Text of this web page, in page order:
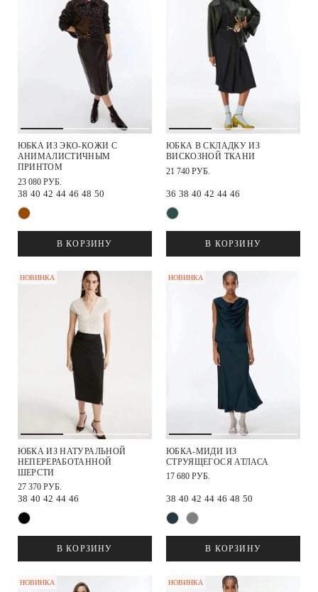
ЮБКА ИЗ ЭКО-КОЖИ С
АНИМАЛИСТИЧНЫМ
ПРИНТОМ
23 080 РУБ.
38 40 42 44 46 48 50
В КОРЗИНУ
ЮБКА В СКЛАДКУ ИЗ
ВИСКОЗНОЙ ТКАНИ
21 740 РУБ.
36 38 40 42 44 46
В КОРЗИНУ
НОВИНКА
ЮБКА ИЗ НАТУРАЛЬНОЙ
НЕПЕРЕРАБОТАННОЙ
ШЕРСТИ
27 370 РУБ.
38 40 42 44 46
В КОРЗИНУ
НОВИНКА
ЮБКА-МИДИ ИЗ
СТРУЯЩЕГОСЯ АТЛАСА
17 680 РУБ.
38 40 42 44 46 48 50
В КОРЗИНУ
НОВИНКА НОВИНКА